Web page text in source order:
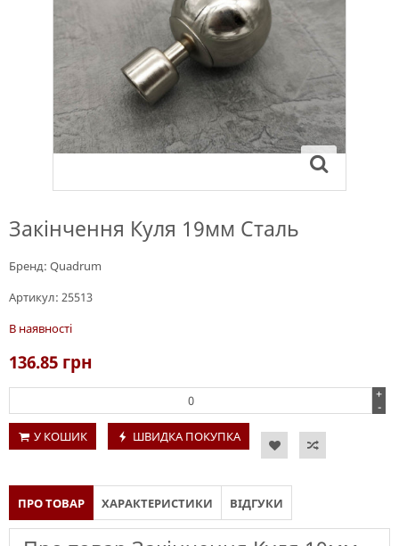
Закінчення Куля 19мм Сталь
Бренд: Quadrum
Артикул: 25513
В наявності
136.85 грн
+
-
У КОШИК
ШВИДКА ПОКУПКА
ПРО ТОВАР ХАРАКТЕРИСТИКИ ВІДГУКИ